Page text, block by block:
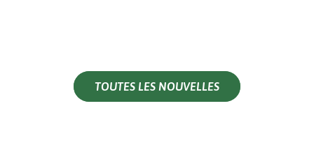
TOUTES LES NOUVELLES